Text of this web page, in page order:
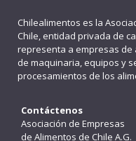
Chilealimentos es la
Chile, entidad privada de
representa a empresas de
de maquinaria, equipos y
procesamientos de los
Contáctenos
Asociación de Empresas
de Alimentos de Chile A.G.